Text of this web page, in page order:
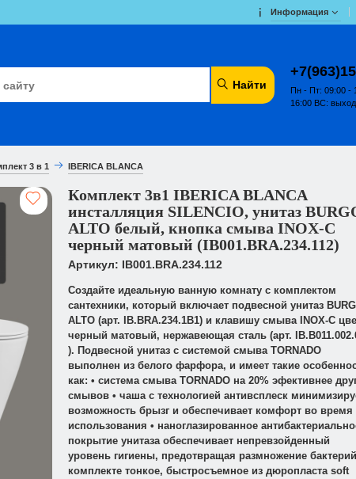
Информация
Найти
Пн - Пт: 09:00 -
16:00 ВС:
3 в 1 IBERICA BLANCA
Комплект 3в1 IBERICA BLANCA
инсталляция SILENCIO, унитаз
ALTO белый, кнопка смыва INOX-C
черный матовый (IB001.BRA.234.112)
Артикул: IB001.BRA.234.112
Создайте идеальную ванную комнату с комплектом
сантехники, который включает подвесной унитаз
ALTO (арт. IB.BRA.234.1B1) и клавишу смыва INOX-C
черный матовый, нержавеющая сталь (арт.
). Подвесной унитаз с системой смыва TORNADO
выполнен из белого фарфора, и имеет такие
как: • система смыва TORNADO на 20% эфективнее
смывов • чаша с технологией антивсплеск
возможность брызг и обеспечивает комфорт во время
использования • наноглазированное
покрытие унитаза обеспечивает непревзойденный
уровень гигиены, предотвращая размножение
комплекте тонкое, быстросъемное из дюропласта soft